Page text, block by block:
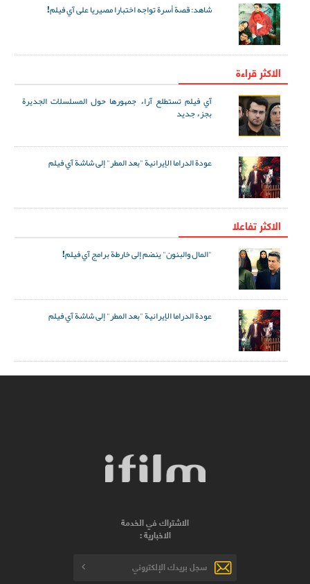
شاهد: قصة أسرة تواجه اختبارا مصيريا على آي فيلم!
الاكثر قراءة
آي فيلم تستطلع آراء جمهورها حول المسلسلات الجديرة
بجزء جديد
عودة الدراما الإيرانية "بعد المطر" إلى شاشة آي فيلم
الاکثر تفاعلا
"المال والبنون" ينضم إلى خارطة برامج آي فيلم!
عودة الدراما الإيرانية "بعد المطر" إلى شاشة آي فيلم
الاشتراك في الخدمة
الاخبارية :